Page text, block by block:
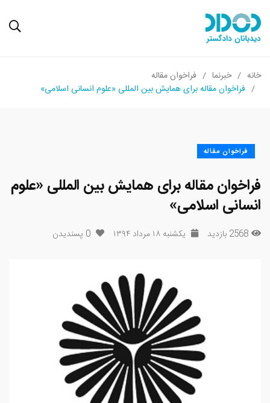
خانه خبرنما
فراخوان مقاله
فراخوان مقاله برای همایش بین المللی «علوم انسانی اسلامی»
فراخوان مقاله
فراخوان مقاله برای همایش بین المللی «علوم
انسانی اسلامی»
2568 بازدید یکشنبه ۱۸ مرداد ۱۳۹۴ 0 پسندیدن